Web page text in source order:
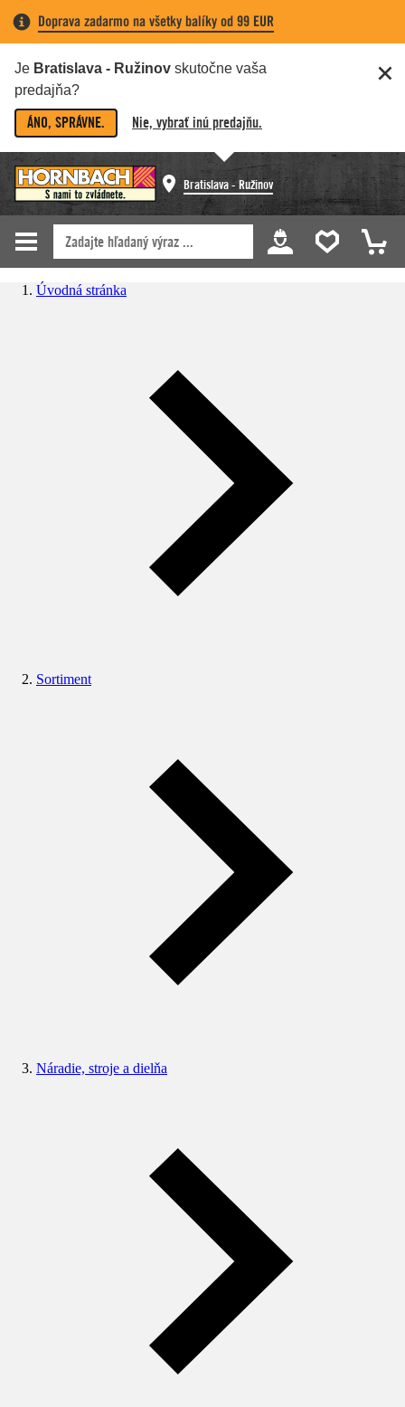
Doprava zadarmo na všetky balíky od 99 EUR
Je Bratislava - Ružinov skutočne vaša
predajňa?
ÁNO, SPRÁVNE. Nie, vybrať inú predajňu.
Bratislava - Ružinov
Úvodná stránka
Sortiment
Náradie, stroje a dielňa